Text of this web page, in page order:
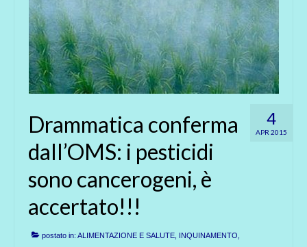
4
APR 2015
Drammatica conferma
dall’OMS: i pesticidi
sono cancerogeni, è
accertato!!!
postato in: ALIMENTAZIONE E SALUTE INQUINAMENTO